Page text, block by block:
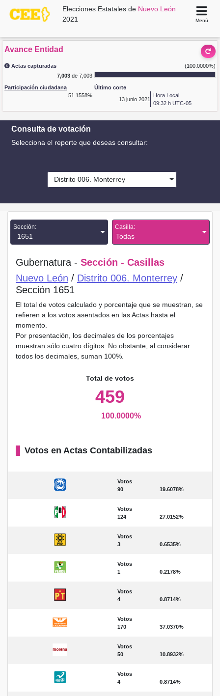
Elecciones Estatales de Nuevo León
2021
Menú
Avance Entidad
Actas capturadas
(100.0000%)
7,003de 7,003
Participación ciudadana
51.1558%
Último corte
13 junio 2021
Hora Local
09:32 h UTC-05
Consulta de votación
Selecciona el reporte que deseas consultar:
Distrito 006. Monterrey
Sección:
1651
Casilla:
Todas
Gubernatura - Sección - Casillas
Nuevo León / Distrito 006. Monterrey /
Sección 1651
El total de votos calculado y porcentaje que se muestran, se
refieren a los votos asentados en las Actas hasta el
momento.
Por presentación, los decimales de los porcentajes
muestran sólo cuatro dígitos. No obstante, al considerar
todos los decimales, suman 100%.
Total de votos
459
100.0000%
Votos en Actas Contabilizadas
Votos
90
19.6078%
Votos
124
27.0152%
Votos
3
0.6535%
Votos
1
0.2178%
Votos
4
0.8714%
Votos
170
37.0370%
Votos
50
10.8932%
Votos
4
0.8714%